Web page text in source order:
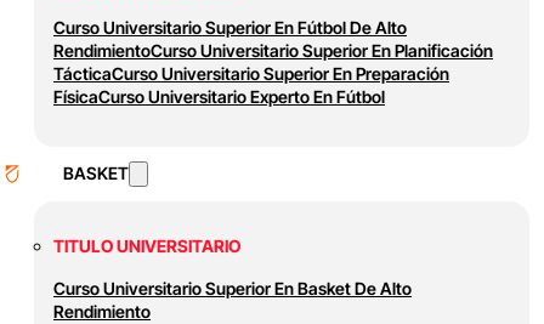
Curso Universitario Superior En Fútbol De Alto
RendimientoCurso Universitario Superior En Planificación
TácticaCurso Universitario Superior En Preparación
FísicaCurso Universitario Experto En Fútbol
BASKET
TITULO UNIVERSITARIO
Curso Universitario Superior En Basket De Alto
Rendimiento